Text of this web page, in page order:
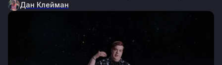
Дан Клейман